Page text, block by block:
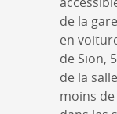
de la
en
de Sion,
de la
moins